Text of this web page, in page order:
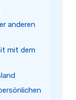
anderen
mit dem